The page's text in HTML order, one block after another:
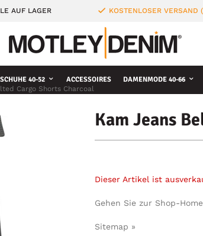
AUF LAGER KOSTENLOSER
40-52 ACCESSOIRES DAMENMODE 40-66
Cargo Shorts Charcoal
Kam Jeans
Dieser Artikel ist
Gehen Sie zur Shop-
Sitemap »